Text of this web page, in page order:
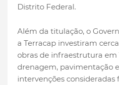
Distrito Federal.
Além da titulação, o
a Terracap investiram
obras de infraestrutura
drenagem, pavimentação
intervenções